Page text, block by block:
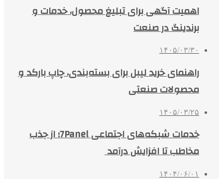
اهمیت آگهی برای تبلیغ محصول، خدمات و
برندینگ در صنعت
۱۴۰۵/۰۳/۳۰
راهنمای خرید لیبل برای بسته‌بندی، چاپ بارکد و
محصولات صنعتی
۱۴۰۵/۰۳/۲۵
خدمات شبکه‌های اجتماعی 7Panel؛ از جذب
مخاطب تا افزایش درآمد
۱۴۰۴/۰۶/۰۱